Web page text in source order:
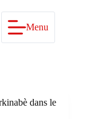
Menu
dans le